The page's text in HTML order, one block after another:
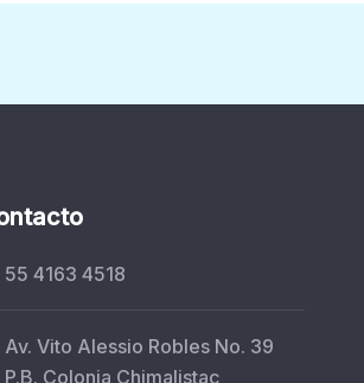
55 4163 4518
Av. Vito Alessio Robles No. 39
P.B. Colonia Chimalistac